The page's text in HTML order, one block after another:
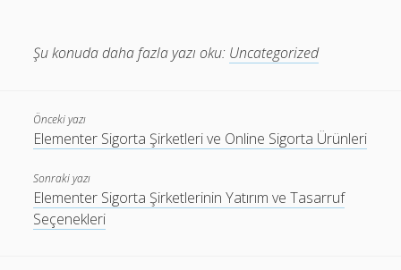
Şu konuda daha fazla yazı oku: Uncategorized
Önceki yazı
Elementer Sigorta Şirketleri ve Online Sigorta Ürünleri
Sonraki yazı
Elementer Sigorta Şirketlerinin Yatırım ve Tasarruf
Seçenekleri